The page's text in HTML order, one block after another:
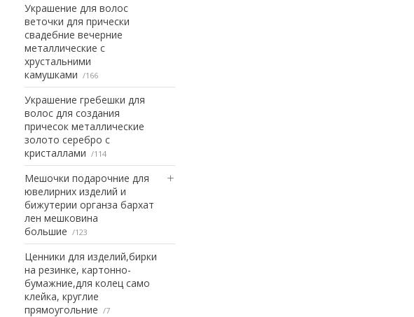
Украшение для волос
веточки для прически
свадебние вечерние
металлические с
хрустальними
камушками
166
Украшение гребешки для
волос для создания
причесок металлические
золото серебро с
кристаллами
114
Мешочки подарочние для
ювелирних изделий и
бижутерии органза бархат
лен мешковина
большие
123
Ценники для изделий,бирки
на резинке, картонно-
бумажние,для колец само
клейка, круглие
прямоугольние
7